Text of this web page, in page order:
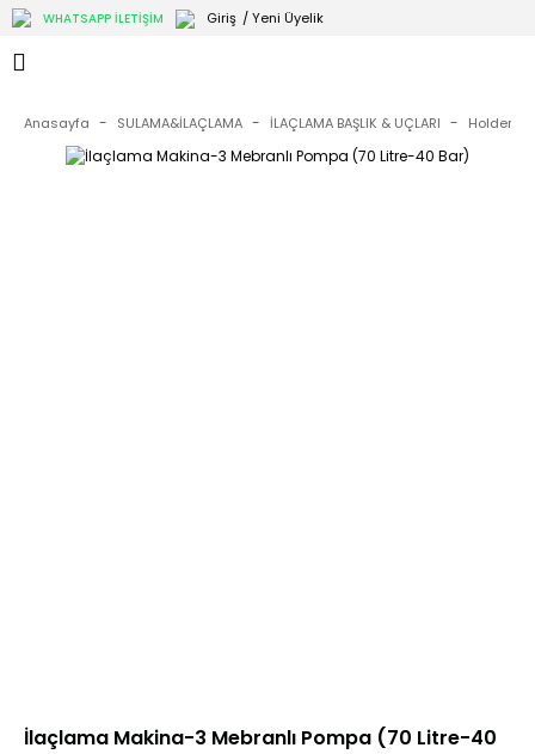
WHATSAPP İLETİŞİM Giriş / Yeni Üyelik
Anasayfa SULAMA&İLAÇLAMA İLAÇLAMA BAŞLIK & UÇLARI Holder
İlaçlama Makina-3 Mebranlı Pompa (70 Litre-40